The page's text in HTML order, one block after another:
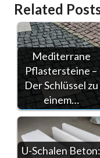
Related
Mediterrane
Pflastersteine –
Der Schlüssel zu
einem…
U-Schalen Beton: